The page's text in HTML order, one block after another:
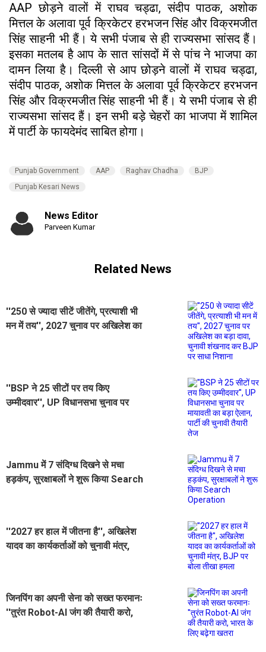
AAP छोड़ने वालों में राघव चड्ढा, संदीप पाठक, अशोक
मित्तल के अलावा पूर्व क्रिकेटर हरभजन सिंह और विक्रमजीत
सिंह साहनी भी हैं। ये सभी पंजाब से ही राज्यसभा सांसद हैं।
इसका मतलब है आप के सात सांसदों में से पांच ने भाजपा का
दामन लिया है। दिल्ली से आप छोड़ने वालों में राघव चड्ढा,
संदीप पाठक, अशोक मित्तल के अलावा पूर्व क्रिकेटर हरभजन
सिंह और विक्रमजीत सिंह साहनी भी हैं। ये सभी पंजाब से ही
राज्यसभा सांसद हैं। इन सभी बड़े चेहरों का भाजपा में शामिल
में पार्टी के फायदेमंद साबित होगा।
Punjab Government AAP Raghav Chadha
BJP
Punjab Kesari News
News Editor
Parveen Kumar
Related News
''250 से ज्यादा सीटें जीतेंगे, प्रत्याशी भी
मन में तय'', 2027 चुनाव पर अखिलेश का
''BSP ने 25 सीटों पर तय किए
उम्मीदवार'', UP विधानसभा चुनाव पर
Jammu में 7 संदिग्ध दिखने से मचा
हड़कंप, सुरक्षाबलों ने शुरू किया Search
''2027 हर हाल में जीतना है'', अखिलेश
यादव का कार्यकर्ताओं को चुनावी मंत्र,
जिनपिंग का अपनी सेना को सख्त फरमानः
''तुरंत Robot-AI जंग की तैयारी करो,